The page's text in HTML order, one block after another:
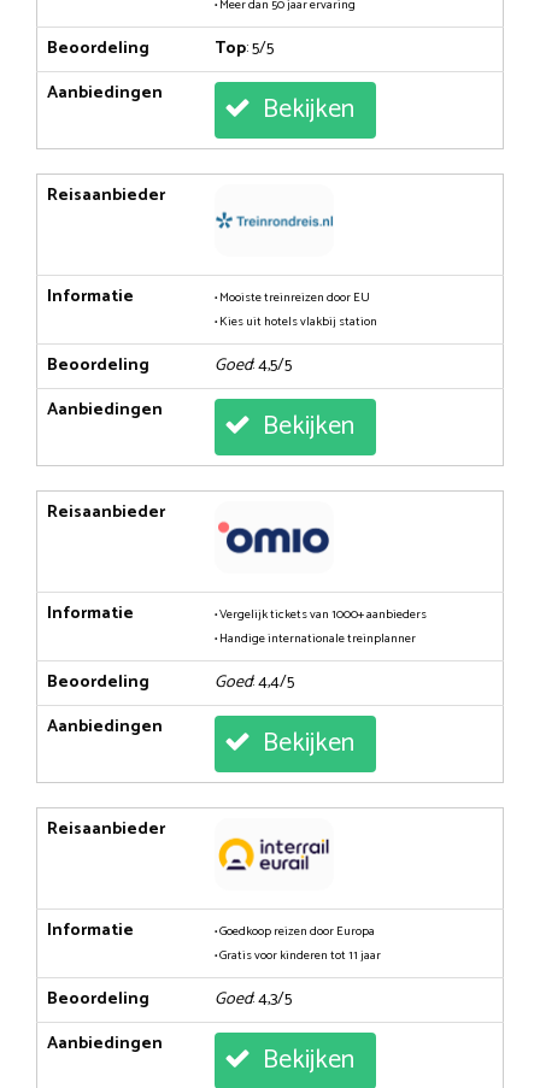
• Meer dan 50 jaar ervaring
Beoordeling Top: 5/5
Aanbiedingen
Bekijken
Reisaanbieder
Informatie
• Mooiste treinreizen door EU
• Kies uit hotels vlakbij station
Beoordeling Goed: 4,5/5
Aanbiedingen
Bekijken
Reisaanbieder
Informatie
• Vergelijk tickets van 1000+ aanbieders
• Handige internationale treinplanner
Beoordeling Goed: 4,4/5
Aanbiedingen
Bekijken
Reisaanbieder
Informatie
• Goedkoop reizen door Europa
• Gratis voor kinderen tot 11 jaar
Beoordeling Goed: 4,3/5
Aanbiedingen
Bekijken